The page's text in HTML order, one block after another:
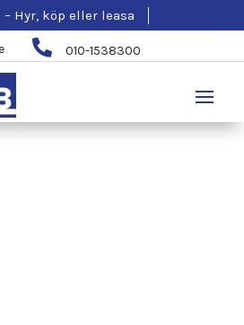
Hyr, köp eller leasa
 010-1538300